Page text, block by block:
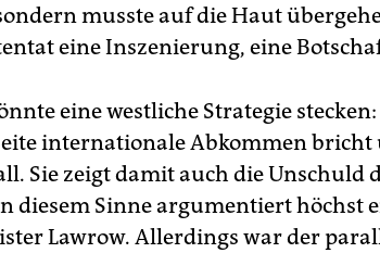
musste auf die Haut
eine Inszenierung, eine
eine westliche Strategie stecken:
internationale Abkommen bricht
Sie zeigt damit auch die Unschuld
diesem Sinne argumentiert höchst
Lawrow. Allerdings war der